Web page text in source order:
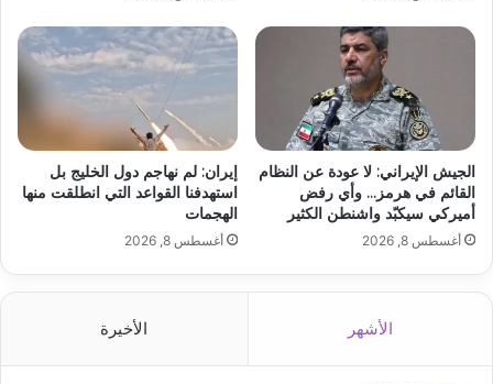
الجيش الإيراني: لا عودة عن النظام
القائم في هرمز… وأي رفض
أميركي سيكبّد واشنطن الكثير
أغسطس 8, 2026
إيران: لم نهاجم دول الخليج بل
استهدفنا القواعد التي انطلقت منها
الهجمات
أغسطس 8, 2026
الأشهر الأخيرة